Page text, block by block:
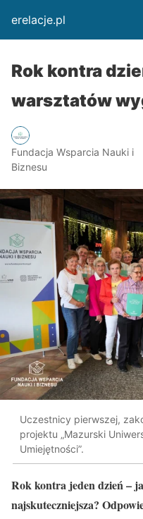
erelacje.pl
Rok kontra
warsztatów
Fundacja Wsparcia Nauki i
Biznesu
Uczestnicy pierwszej,
projektu „Mazurski
Umiejętności”.
Rok kontra jeden dzień –
najskuteczniejsza?